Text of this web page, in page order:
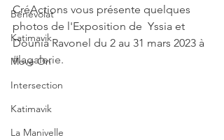
Bénévolat
Katimavik
Move On
Intersection
Katimavik
La Manivelle
CréActions vous présente quelques
photos de l'Exposition de  Yssia et
Dounia Ravonel du 2 au 31 mars 2023 à
#lagalerie.